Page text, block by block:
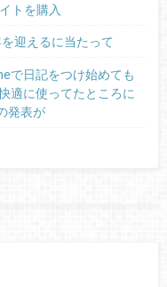
トを購入
迎えるに当たって
で日記をつけ始めても
適に使ってたところに
発表が